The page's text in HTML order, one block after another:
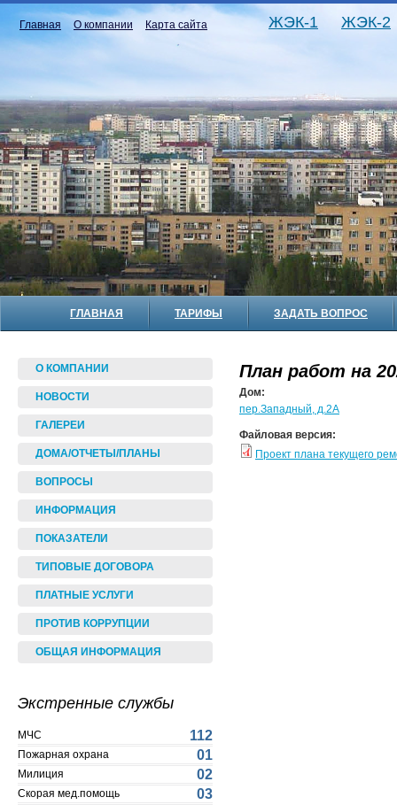
Главная О компании Карта сайта ЖЭК-1 ЖЭК-2
ГЛАВНАЯ ТАРИФЫ ЗАДАТЬ ВОПРОС
О КОМПАНИИ
НОВОСТИ
ГАЛЕРЕИ
ДОМА/ОТЧЕТЫ/ПЛАНЫ
ВОПРОСЫ
ИНФОРМАЦИЯ
ПОКАЗАТЕЛИ
ТИПОВЫЕ ДОГОВОРА
ПЛАТНЫЕ УСЛУГИ
ПРОТИВ КОРРУПЦИИ
ОБЩАЯ ИНФОРМАЦИЯ
Экстренные службы
МЧС 112
Пожарная охрана 01
Милиция 02
Скорая мед.помощь 03
План работ на
Дом:
пер.Западный, д.2А
Файловая версия:
Проект плана текущего